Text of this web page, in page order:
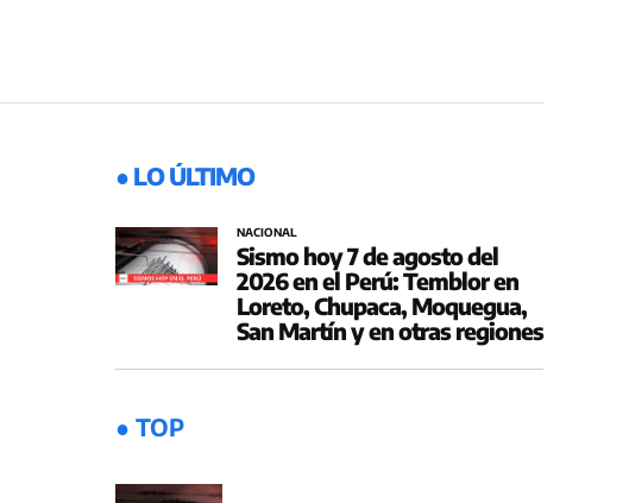
● LO ÚLTIMO
NACIONAL
Sismo hoy 7 de agosto del
2026 en el Perú: Temblor en
Loreto, Chupaca, Moquegua,
San Martín y en otras regiones
● TOP